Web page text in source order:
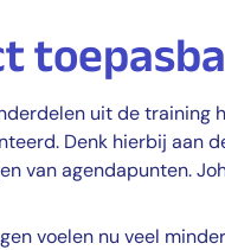
uit de training
Denk hierbij aan
van agendapunten.
voelen nu veel